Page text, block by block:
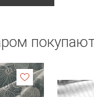
покупают